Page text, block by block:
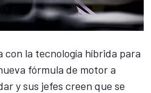
con la tecnología híbrida para
fórmula de motor a
y sus jefes creen que se